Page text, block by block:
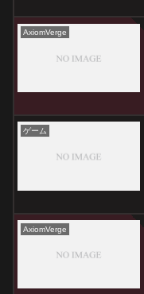
AxiomVerge
ゲーム
AxiomVerge